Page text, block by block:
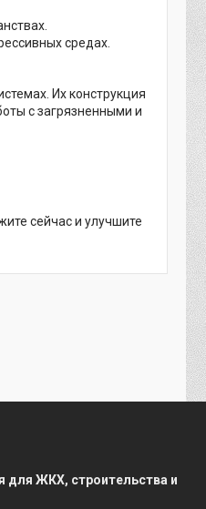
средах.
Их конструкция
с загрязненными и
сейчас и улучшите
для ЖКХ, строительства и